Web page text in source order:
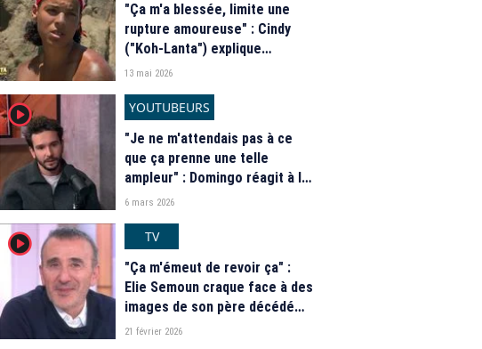
"Ça m'a blessée, limite une
rupture amoureuse" : Cindy
("Koh-Lanta") explique
pourquoi elle a sacrifié Jade et
13 mai 2026
player2
YOUTUBEURS
"Je ne m'attendais pas à ce
que ça prenne une telle
ampleur" : Domingo réagit à la
séquence qui a fait polémique
Anyme dans "Popcorn"
6 mars 2026
player2
TV
"Ça m'émeut de revoir ça" :
Elie Semoun craque face à des
images de son père décédé
dans "C à vous"
21 février 2026